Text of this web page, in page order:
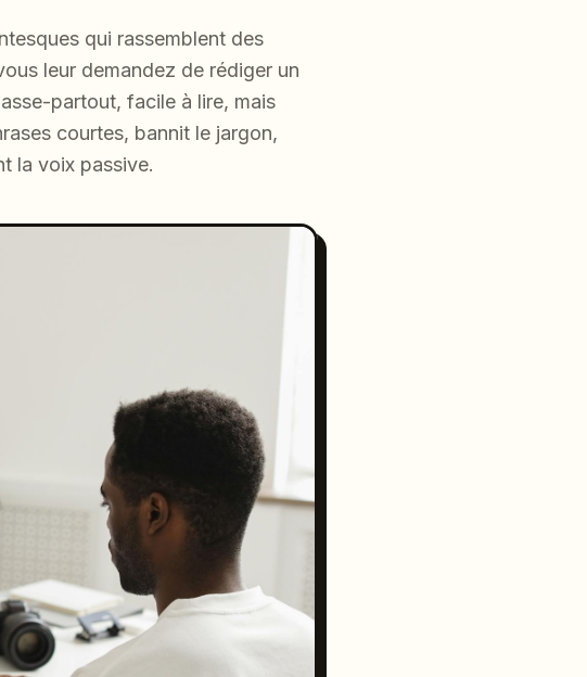
qui rassemblent des
leur demandez de rédiger un
partout, facile à lire, mais
courtes, bannit le jargon,
la voix passive.